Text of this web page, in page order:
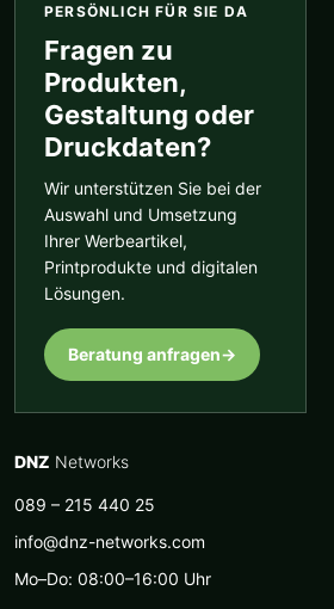
PERSÖNLICH FÜR SIE DA
Fragen zu
Produkten,
Gestaltung oder
Druckdaten?
Wir unterstützen Sie bei der
Auswahl und Umsetzung
Ihrer Werbeartikel,
Printprodukte und digitalen
Lösungen.
Beratung anfragen→
DNZ Networks
089 – 215 440 25
info@dnz-networks.com
Mo–Do: 08:00–16:00 Uhr